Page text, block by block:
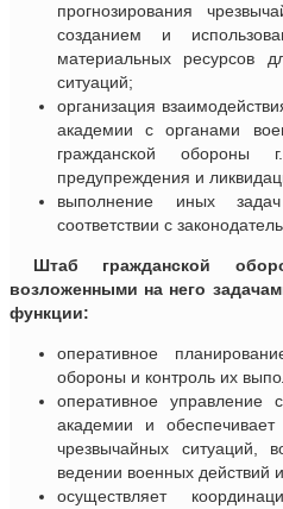
прогнозирования
созданием и
материальных ресурсов
ситуаций;
организация
академии с органами
гражданской обороны
предупреждения и
выполнение иных
соответствии с
Штаб гражданской
возложенными на него
функции:
оперативное
обороны и контроль их
оперативное управление
академии и обеспечивает
чрезвычайных ситуаций,
ведении военных действий
осуществляет